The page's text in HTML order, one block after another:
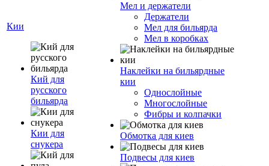
Кии
Кий для
русского
бильярда
Кии для
снукера
Мел и держатели
Держатели
Мел для бильярда
Мел в коробках
Наклейки на бильярдные
кии
Однослойные
Многослойные
Фибры и колпачки
Обмотка для киев
Подвесы для киев